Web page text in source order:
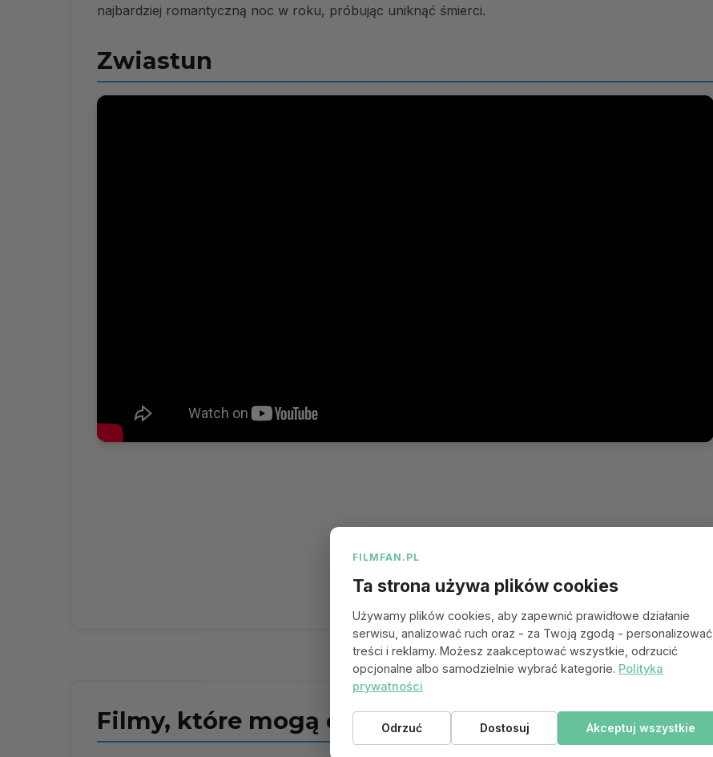
najbardziej romantyczną noc w roku, próbując uniknąć śmierci.
Zwiastun
Filmy, które mogą ci się spodobać
FILMFAN.PL
Ta strona używa plików cookies
Używamy plików cookies, aby zapewnić prawidłowe działanie
serwisu, analizować ruch oraz - za Twoją zgodą - personalizować
treści i reklamy. Możesz zaakceptować wszystkie, odrzucić
opcjonalne albo samodzielnie wybrać kategorie. Polityka
prywatności
Odrzuć Dostosuj Akceptuj wszystkie